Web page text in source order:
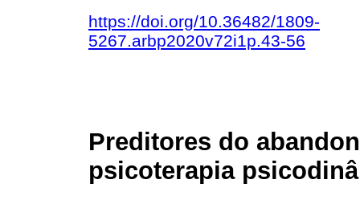
https://doi.org/10.36482/1809-
5267.arbp2020v72i1p.43-56
Preditores do
psicoterapia